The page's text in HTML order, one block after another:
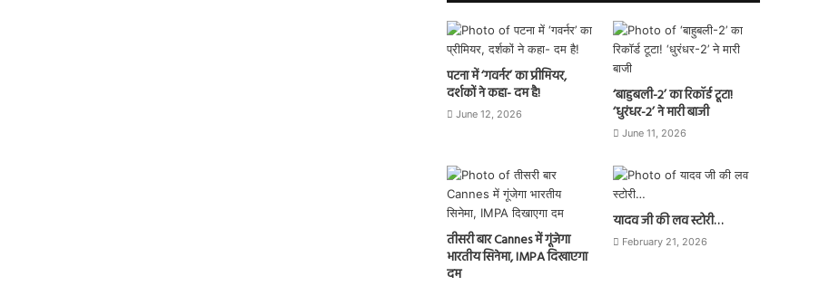
पटना में ‘गवर्नर’ का प्रीमियर,
दर्शकों ने कहा- दम है!
June 12, 2026
‘बाहुबली-2’ का रिकॉर्ड टूटा!
‘धुरंधर-2’ ने मारी बाजी
June 11, 2026
तीसरी बार Cannes में गूंजेगा
भारतीय सिनेमा, IMPA दिखाएगा
दम
यादव जी की लव स्टोरी…
February 21, 2026